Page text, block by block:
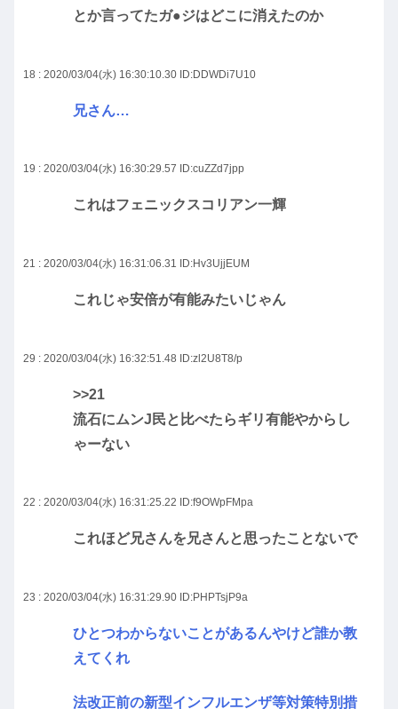
とか言ってたガ●ジはどこに消えたのか
18 : 2020/03/04(水) 16:30:10.30 ID:DDWDi7U10
兄さん…
19 : 2020/03/04(水) 16:30:29.57 ID:cuZZd7jpp
これはフェニックスコリアン一輝
21 : 2020/03/04(水) 16:31:06.31 ID:Hv3UjjEUM
これじゃ安倍が有能みたいじゃん
29 : 2020/03/04(水) 16:32:51.48 ID:zl2U8T8/p
>>21
流石にムンJ民と比べたらギリ有能やからし
ゃーない
22 : 2020/03/04(水) 16:31:25.22 ID:f9OWpFMpa
これほど兄さんを兄さんと思ったことないで
23 : 2020/03/04(水) 16:31:29.90 ID:PHPTsjP9a
ひとつわからないことがあるんやけど誰か教
えてくれ
法改正前の新型インフルエンザ等対策特別措